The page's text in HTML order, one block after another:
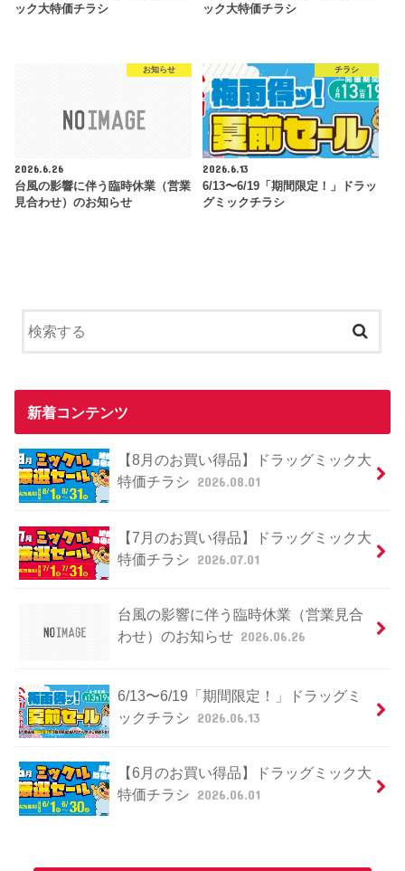
ック大特価チラシ
ック大特価チラシ
お知らせ
2026.6.26
台風の影響に伴う臨時休業（営業
見合わせ）のお知らせ
チラシ
2026.6.13
6/13〜6/19「期間限定！」ドラッ
グミックチラシ
新着コンテンツ
【8月のお買い得品】ドラッグミック大
特価チラシ 2026.08.01
【7月のお買い得品】ドラッグミック大
特価チラシ 2026.07.01
台風の影響に伴う臨時休業（営業見合
わせ）のお知らせ 2026.06.26
6/13〜6/19「期間限定！」ドラッグミ
ックチラシ 2026.06.13
【6月のお買い得品】ドラッグミック大
特価チラシ 2026.06.01